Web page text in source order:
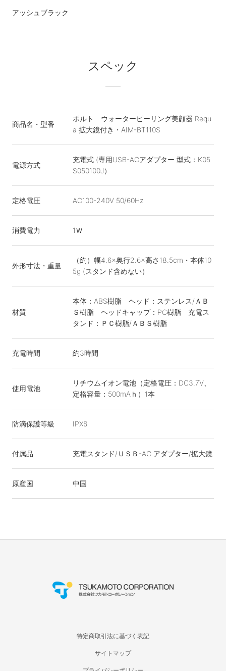
アッシュブラック
スペック
商品名・型番
ポルト ウォーターピーリング美顔器 Requ
a 拡大鏡付き・AIM-BT110S
電源方式
充電式 (専用USB-ACアダプター 型式：K05
S050100J）
定格電圧 AC100-240V 50/60Hz
消費電力 1Ｗ
外形寸法・重量
（約）幅4.6×奥行2.6×高さ18.5cm・本体10
5g (スタンド含めない）
材質
本体：ABS樹脂 ヘッド：ステンレス/ＡＢ
Ｓ樹脂 ヘッドキャップ：PC樹脂 充電ス
タンド：ＰＣ樹脂/ＡＢＳ樹脂
充電時間 約3時間
使用電池
リチウムイオン電池（定格電圧：DC3.7V、
定格容量：500mAｈ）1本
防滴保護等級 IPX6
付属品 充電スタンド/ＵＳＢ-AC アダプター/拡大鏡
原産国 中国
特定商取引法に基づく表記
サイトマップ